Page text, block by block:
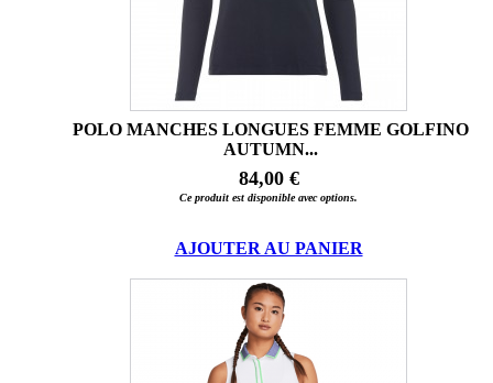
POLO MANCHES LONGUES FEMME GOLFINO
AUTUMN...
84,00 €
Ce produit est disponible avec options.
AJOUTER AU PANIER